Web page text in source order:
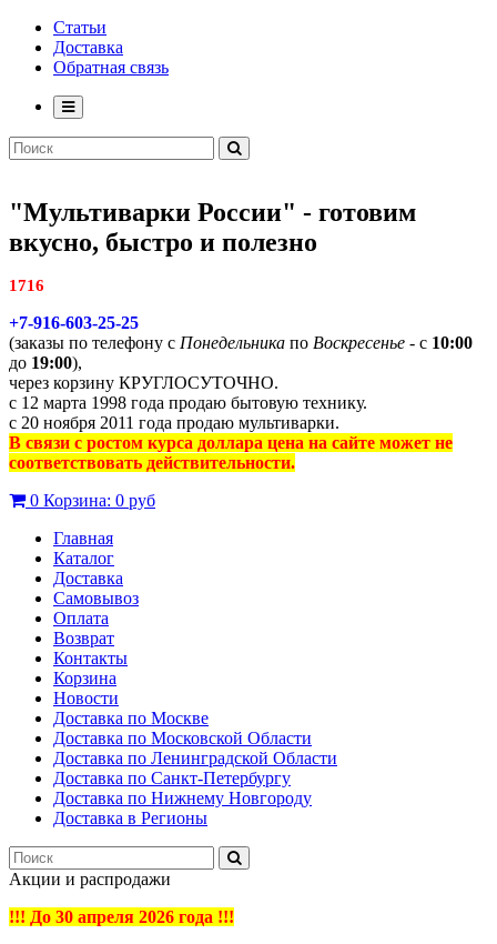
Статьи
Доставка
Обратная связь
"Мультиварки России" - готовим
вкусно, быстро и полезно
1716
+7-916-603-25-25
(заказы по телефону с Понедельника по Воскресенье - с 10:00
до 19:00),
через корзину КРУГЛОСУТОЧНО.
с 12 марта 1998 года продаю бытовую технику.
с 20 ноября 2011 года продаю мультиварки.
В связи с ростом курса доллара цена на сайте может не
соответствовать действительности.
0 Корзина: 0 руб
Главная
Каталог
Доставка
Самовывоз
Оплата
Возврат
Контакты
Корзина
Новости
Доставка по Москве
Доставка по Московской Области
Доставка по Ленинградской Области
Доставка по Санкт-Петербургу
Доставка по Нижнему Новгороду
Доставка в Регионы
Акции и распродажи
!!! До 30 апреля 2026 года !!!